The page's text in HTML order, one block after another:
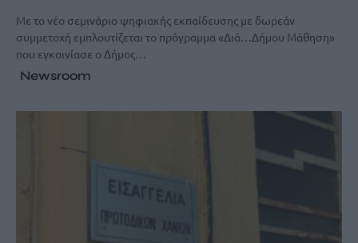
Με το νέο σεμινάριο ψηφιακής εκπαίδευσης με δωρεάν
συμμετοχή εμπλουτίζεται το πρόγραμμα «Διά…Δήμου Μάθηση»
που εγκαινίασε ο Δήμος…
Newsroom